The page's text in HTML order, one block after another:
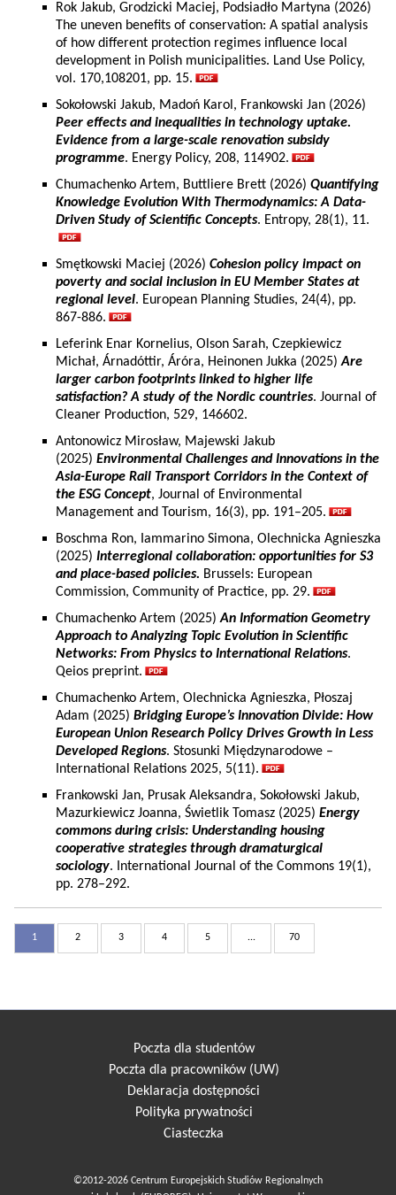
Rok Jakub, Grodzicki Maciej, Podsiadło Martyna (2026)
The uneven benefits of conservation: A spatial analysis
of how different protection regimes influence local
development in Polish municipalities. Land Use Policy,
vol. 170,108201, pp. 15.
Sokołowski Jakub, Madoń Karol, Frankowski Jan (2026)
Peer effects and inequalities in technology uptake.
Evidence from a large-scale renovation subsidy
programme. Energy Policy, 208, 114902.
Chumachenko Artem, Buttliere Brett (2026) Quantifying
Knowledge Evolution With Thermodynamics: A Data-
Driven Study of Scientific Concepts. Entropy, 28(1), 11.
Smętkowski Maciej (2026) Cohesion policy impact on
poverty and social inclusion in EU Member States at
regional level. European Planning Studies, 24(4), pp.
867-886.
Leferink Enar Kornelius, Olson Sarah, Czepkiewicz
Michał, Árnadóttir, Áróra, Heinonen Jukka (2025)Are
larger carbon footprints linked to higher life
satisfaction? A study of the Nordic countries. Journal of
Cleaner Production, 529, 146602.
Antonowicz Mirosław, Majewski Jakub
(2025) Environmental Challenges and Innovations in the
Asia-Europe Rail Transport Corridors in the Context of
the ESG Concept, Journal of Environmental
Management and Tourism, 16(3), pp. 191–205.
Boschma Ron, Iammarino Simona, Olechnicka Agnieszka
(2025) Interregional collaboration: opportunities for S3
and place-based policies. Brussels: European
Commission, Community of Practice, pp. 29.
Chumachenko Artem (2025)An Information Geometry
Approach to Analyzing Topic Evolution in Scientific
Networks: From Physics to International Relations.
Qeios preprint.
Chumachenko Artem, Olechnicka Agnieszka, Płoszaj
Adam (2025) Bridging Europe’s Innovation Divide: How
European Union Research Policy Drives Growth in Less
Developed Regions. Stosunki Międzynarodowe –
International Relations 2025, 5(11).
Frankowski Jan, Prusak Aleksandra, Sokołowski Jakub,
Mazurkiewicz Joanna, Świetlik Tomasz (2025) Energy
commons during crisis: Understanding housing
cooperative strategies through dramaturgical
sociology. International Journal of the Commons 19(1),
pp. 278–292.
1 2 3 4 5 ... 70
Poczta dla studentów
Poczta dla pracowników (UW)
Deklaracja dostępności
Polityka prywatności
Ciasteczka
©2012-2026 Centrum Europejskich Studiów Regionalnych